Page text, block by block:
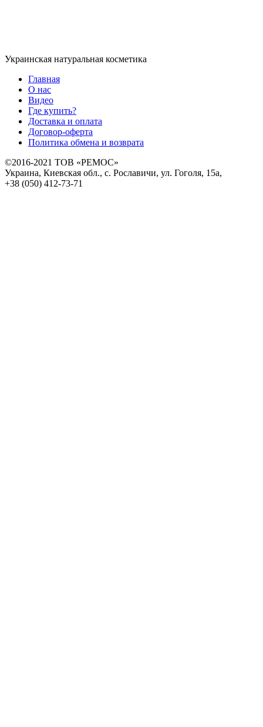
Украинская натуральная косметика
Главная
О нас
Видео
Где купить?
Доставка и оплата
Договор-оферта
Политика обмена и возврата
©2016-2021 ТОВ «РЕМОС»
Украина, Киевская обл., с. Рославичи, ул. Гоголя, 15а,
+38 (050) 412-73-71